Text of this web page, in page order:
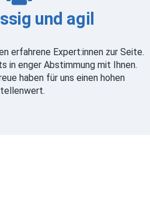
und agil
erfahrene Expert:innen zur Seite.
in enger Abstimmung mit Ihnen.
haben für uns einen hohen